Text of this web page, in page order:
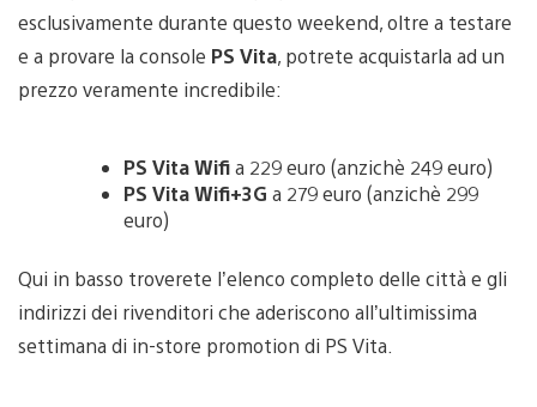
esclusivamente durante questo weekend, oltre a testare
e a provare la console PS Vita, potrete acquistarla ad un
prezzo veramente incredibile:
PS Vita Wifia 229 euro (anzichè 249 euro)
PS Vita Wifi+3G a 279 euro (anzichè 299
euro)
Qui in basso troverete l’elenco completo delle città e gli
indirizzi dei rivenditori che aderiscono all’ultimissima
settimana di in-store promotion di PS Vita.